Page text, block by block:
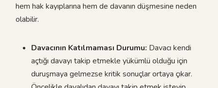
hem hak kayıplarına hem de davanın düşmesine neden
olabilir.
Davacının Katılmaması Durumu: Davacı kendi
açtığı davayı takip etmekle yükümlü olduğu için
duruşmaya gelmezse kritik sonuçlar ortaya çıkar.